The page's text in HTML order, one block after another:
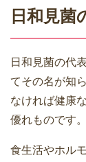
日和見菌
日和見菌の代
てその名が知
なければ健康
優れものです。
食生活やホル